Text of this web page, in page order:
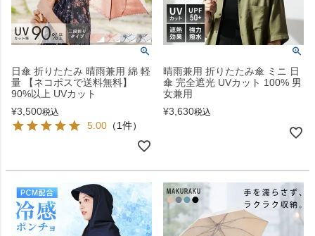
日傘 折りたたみ 晴雨兼用 綿 軽
量 【ネコポスで送料無料】
90%以上 UVカット
¥3,500税込
5.00 （1件）
晴雨兼用 折りたたみ傘 ミニ 日
傘 完全遮光 UVカット 100% 男
女兼用
¥3,630税込